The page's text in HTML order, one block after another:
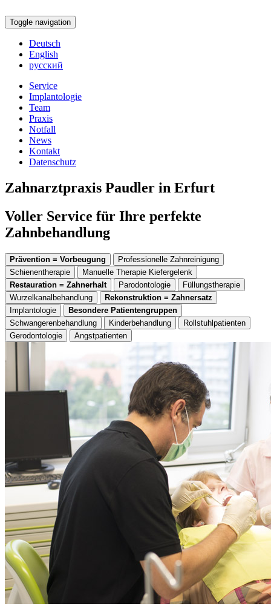
Toggle navigation
Deutsch
English
русский
Service
Implantologie
Team
Praxis
Notfall
News
Kontakt
Datenschutz
Zahnarztpraxis Paudler in Erfurt
Voller Service für Ihre perfekte
Zahnbehandlung
Prävention = Vorbeugung
Professionelle Zahnreinigung
Schienentherapie
Manuelle Therapie Kiefergelenk
Restauration = Zahnerhalt
Parodontologie
Füllungstherapie
Wurzelkanalbehandlung
Rekonstruktion = Zahnersatz
Implantologie
Besondere Patientengruppen
Schwangerenbehandlung
Kinderbehandlung
Rollstuhlpatienten
Gerodontologie
Angstpatienten